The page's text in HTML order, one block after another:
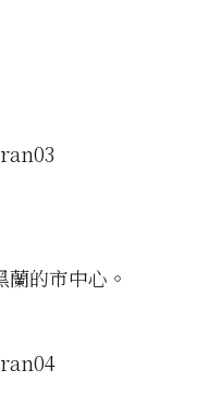
的市中心。